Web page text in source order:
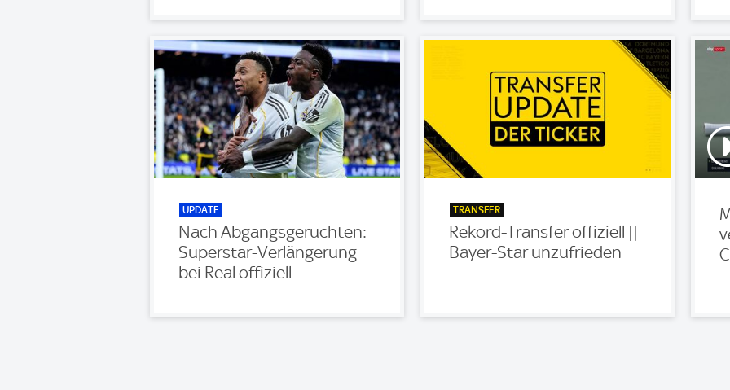
UPDATE
Nach Abgangsgerüchten:
Superstar-Verlängerung
bei Real offiziell
TRANSFER
Rekord-Transfer offiziell ||
Bayer-Star unzufrieden